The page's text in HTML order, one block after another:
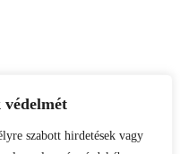
szabott hirdetések vagy